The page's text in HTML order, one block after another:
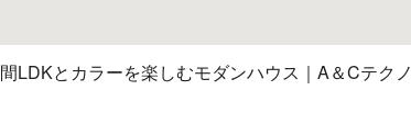
LDKとカラーを楽しむモダンハウス｜A＆Cテクノ